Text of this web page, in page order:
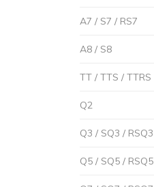
A7 / S7 / RS7
A8 / S8
TT / TTS / TTRS
Q2
Q3 / SQ3 / RSQ3
Q5 / SQ5 / RSQ5